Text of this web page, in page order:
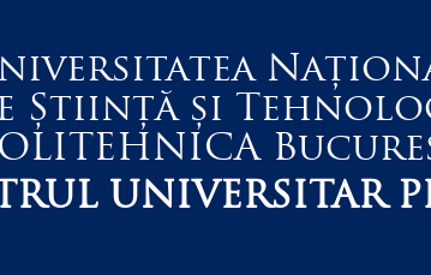
Știință și
UNIVERSITAR